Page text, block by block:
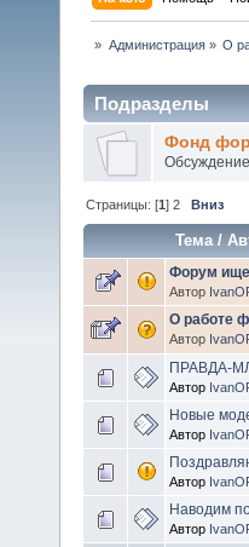
» Администрация» О
Подразделы
Фонд
Страницы: [1]2 Вниз
Тема/
Форум
Автор
О работе
Автор
ПРАВДА-
Автор
Новые
Автор
Автор
Наводим
Автор